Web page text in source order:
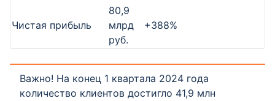
Чистая прибыль
80,9
млрд
руб.
+388%
Важно! На конец 1 квартала 2024 года
количество клиентов достигло 41,9 млн